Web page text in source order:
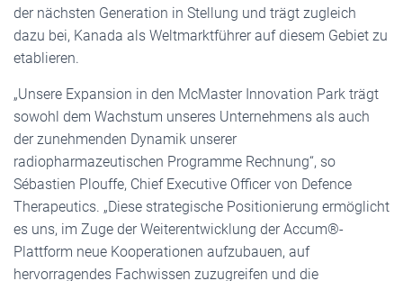
der nächsten Generation in Stellung und trägt zugleich
dazu bei, Kanada als Weltmarktführer auf diesem Gebiet zu
etablieren.
„Unsere Expansion in den McMaster Innovation Park trägt
sowohl dem Wachstum unseres Unternehmens als auch
der zunehmenden Dynamik unserer
radiopharmazeutischen Programme Rechnung“, so
Sébastien Plouffe, Chief Executive Officer von Defence
Therapeutics. „Diese strategische Positionierung ermöglicht
es uns, im Zuge der Weiterentwicklung der Accum®-
Plattform neue Kooperationen aufzubauen, auf
hervorragendes Fachwissen zuzugreifen und die